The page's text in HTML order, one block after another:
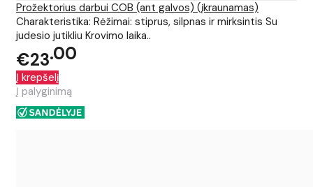
Prožektorius darbui COB (ant galvos) (įkraunamas)
Charakteristika: Rėžimai: stiprus, silpnas ir mirksintis Su
judesio jutikliu Krovimo laika..
€23 00
Į krepšelį
Į palyginimą